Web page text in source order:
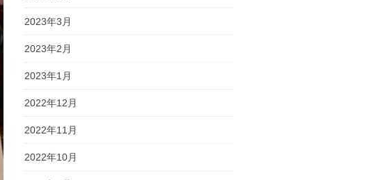
2023年3月
2023年2月
2023年1月
2022年12月
2022年11月
2022年10月